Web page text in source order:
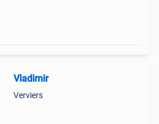
Vladimir
Verviers